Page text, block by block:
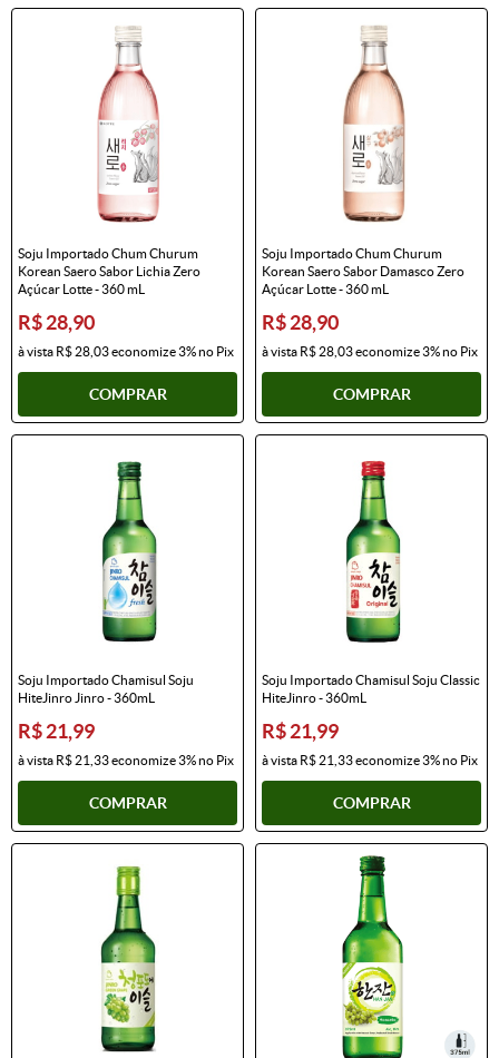
Soju Importado Chum Churum
Korean Saero Sabor Lichia Zero
Açúcar Lotte - 360 mL
R$ 28,90
à vista R$ 28,03economize3%no Pix
COMPRAR
Soju Importado Chum Churum
Korean Saero Sabor Damasco Zero
Açúcar Lotte - 360 mL
R$ 28,90
à vista R$ 28,03economize3%no Pix
COMPRAR
Soju Importado Chamisul Soju
HiteJinro Jinro - 360mL
R$ 21,99
à vista R$ 21,33economize3%no Pix
COMPRAR
Soju Importado Chamisul Soju Classic
HiteJinro - 360mL
R$ 21,99
à vista R$ 21,33economize3%no Pix
COMPRAR